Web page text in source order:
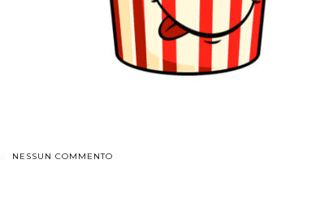
NESSUN COMMENTO